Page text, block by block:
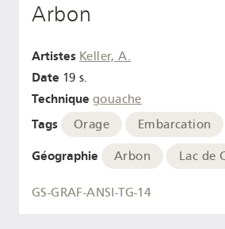
Arbon
Artistes Keller, A.
Date 19 s.
Technique gouache
Tags Orage Embarcation
Géographie Arbon Lac de
GS-GRAF-ANSI-TG-14